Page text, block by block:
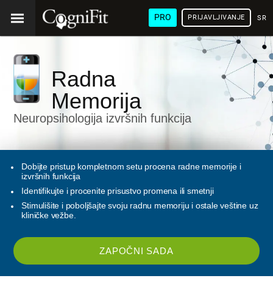
PRO PRIJAVLJIVANJE
Radna
Memorija
Neuropsihologija izvršnih funkcija
Dobijte pristup kompletnom setu procena radne memorije i
izvršnih funkcija
Identifikujte i procenite prisustvo promena ili smetnji
Stimulišite i poboljšajte svoju radnu memoriju i ostale veštine uz
kliničke vežbe.
ZAPOČNI SADA